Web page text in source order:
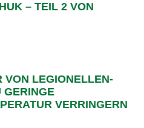
– TEIL 2 VON
VON LEGIONELLEN-
GERINGE
VERRINGERN